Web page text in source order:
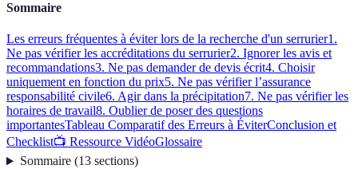
Sommaire
Les erreurs fréquentes à éviter lors de la recherche d'un serrurier1.
Ne pas vérifier les accréditations du serrurier2. Ignorer les avis et
recommandations3. Ne pas demander de devis écrit4. Choisir
uniquement en fonction du prix5. Ne pas vérifier l’assurance
responsabilité civile6. Agir dans la précipitation7. Ne pas vérifier les
horaires de travail8. Oublier de poser des questions
importantesTableau Comparatif des Erreurs à ÉviterConclusion et
Checklist📺 Ressource VidéoGlossaire
Sommaire(13 sections)